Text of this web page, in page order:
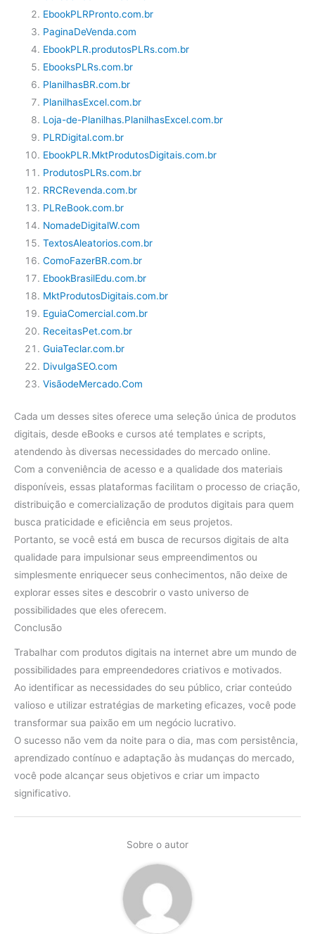
EbookPLRPronto.com.br
PaginaDeVenda.com
EbookPLR.produtosPLRs.com.br
EbooksPLRs.com.br
PlanilhasBR.com.br
PlanilhasExcel.com.br
Loja-de-Planilhas.PlanilhasExcel.com.br
PLRDigital.com.br
EbookPLR.MktProdutosDigitais.com.br
ProdutosPLRs.com.br
RRCRevenda.com.br
PLReBook.com.br
NomadeDigitalW.com
TextosAleatorios.com.br
ComoFazerBR.com.br
EbookBrasilEdu.com.br
MktProdutosDigitais.com.br
EguiaComercial.com.br
ReceitasPet.com.br
GuiaTeclar.com.br
DivulgaSEO.com
VisãodeMercado.Com
Cada um desses sites oferece uma seleção única de produtos
digitais, desde eBooks e cursos até templates e scripts,
atendendo às diversas necessidades do mercado online.
Com a conveniência de acesso e a qualidade dos materiais
disponíveis, essas plataformas facilitam o processo de criação,
distribuição e comercialização de produtos digitais para quem
busca praticidade e eficiência em seus projetos.
Portanto, se você está em busca de recursos digitais de alta
qualidade para impulsionar seus empreendimentos ou
simplesmente enriquecer seus conhecimentos, não deixe de
explorar esses sites e descobrir o vasto universo de
possibilidades que eles oferecem.
Conclusão
Trabalhar com produtos digitais na internet abre um mundo de
possibilidades para empreendedores criativos e motivados.
Ao identificar as necessidades do seu público, criar conteúdo
valioso e utilizar estratégias de marketing eficazes, você pode
transformar sua paixão em um negócio lucrativo.
O sucesso não vem da noite para o dia, mas com persistência,
aprendizado contínuo e adaptação às mudanças do mercado,
você pode alcançar seus objetivos e criar um impacto
significativo.
Sobre o autor